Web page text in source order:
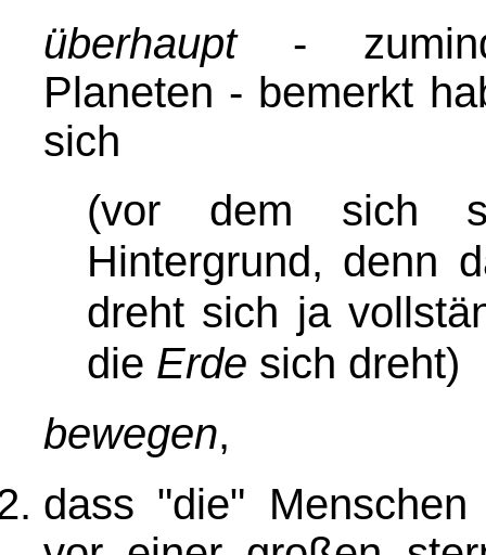
überhaupt-
Planeten - bemerkt
sich
(vor dem sich
Hintergrund, denn
dreht sich ja
die Erde sich dreht)
bewegen,
dass "die"